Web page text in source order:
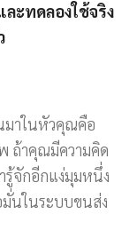
ะทดลองใช้จริง
มาในหัวคุณคือ
ถ้าคุณมีความคิด
รู้จักอีกแง่มุมหนึ่ง
นในระบบขนส่ง